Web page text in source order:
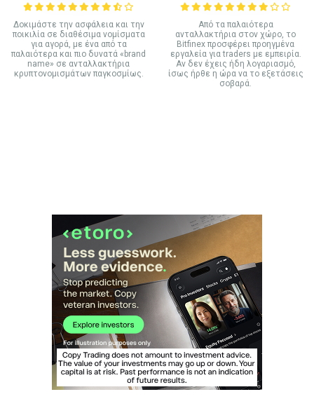
Δοκιμάστε την ασφάλεια και την
ποικιλία σε διαθέσιμα νομίσματα
για αγορά, με ένα από τα
παλαιότερα και πιο δυνατά «brand
name» σε ανταλλακτήρια
κρυπτονομισμάτων παγκοσμίως.
Από τα παλαιότερα
ανταλλακτήρια στον χώρο, το
Bitfinex προσφέρει προηγμένα
εργαλεία για traders με εμπειρία.
Αν δεν έχεις ήδη λογαριασμό,
ίσως ήρθε η ώρα να το εξετάσεις
σοβαρά.